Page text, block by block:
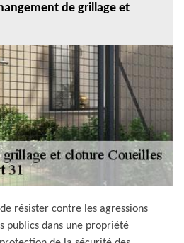
de grillage et
résister contre les agressions
publics dans une propriété